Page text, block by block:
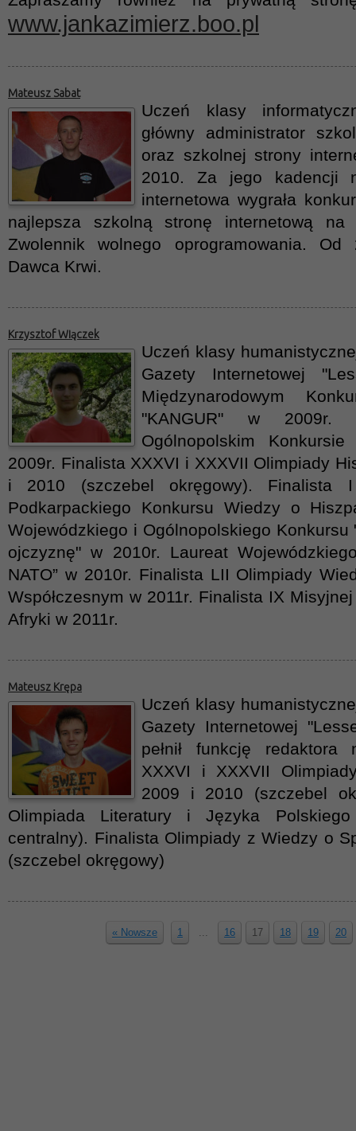
www.jankazimierz.boo.pl
Mateusz Sabat
Uczeń klasy
główny administrator
oraz szkolnej strony
2010. Za jego kadencji
internetowa wygrała
najlepsza szkolną stronę internetową na
Zwolennik wolnego oprogramowania.
Dawca Krwi.
Krzysztof Wiączek
Uczeń klasy
Gazety Internetowej
Międzynarodowym
"KANGUR" w 2009r.
Ogólnopolskim
2009r. Finalista XXXVI i XXXVII Olimpiady
i 2010 (szczebel okręgowy). Finalista I
Podkarpackiego Konkursu Wiedzy o
Wojewódzkiego i Ogólnopolskiego Konkursu
ojczyznę" w 2010r. Laureat
NATO” w 2010r. Finalista LII Olimpiady
Współczesnym w 2011r. Finalista IX
Afryki w 2011r.
Mateusz Krępa
Uczeń klasy
Gazety Internetowej
pełnił funkcję redaktora
XXXVI i XXXVII
2009 i 2010 (szczebel
Olimpiada Literatury i Języka
centralny). Finalista Olimpiady z Wiedzy o
(szczebel okręgowy)
« Nowsze 1 ... 16 17 18 19 20